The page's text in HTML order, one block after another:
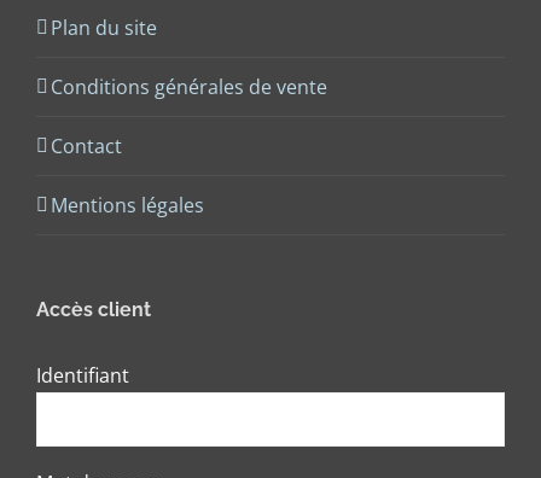
Plan du site
Conditions générales de vente
Contact
Mentions légales
Accès client
Identifiant